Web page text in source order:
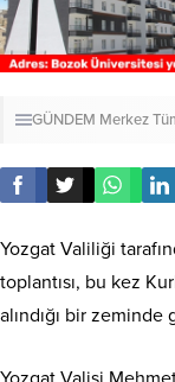
GÜNDEM Merkez
Yozgat Valiliği
toplantısı, bu kez
alındığı bir zeminde